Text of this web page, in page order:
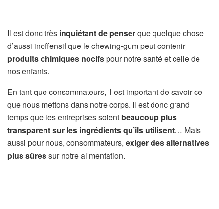
Il est donc très inquiétant de penserque quelque chose
d’aussi inoffensif que le chewing-gum peut contenir
produits chimiques nocifspour notre santé et celle de
nos enfants.
En tant que consommateurs, il est important de savoir ce
que nous mettons dans notre corps. Il est donc grand
temps que les entreprises soient beaucoup plus
transparent sur les ingrédients qu’ils utilisent… Mais
aussi pour nous, consommateurs, exiger des alternatives
plus sûressur notre alimentation.